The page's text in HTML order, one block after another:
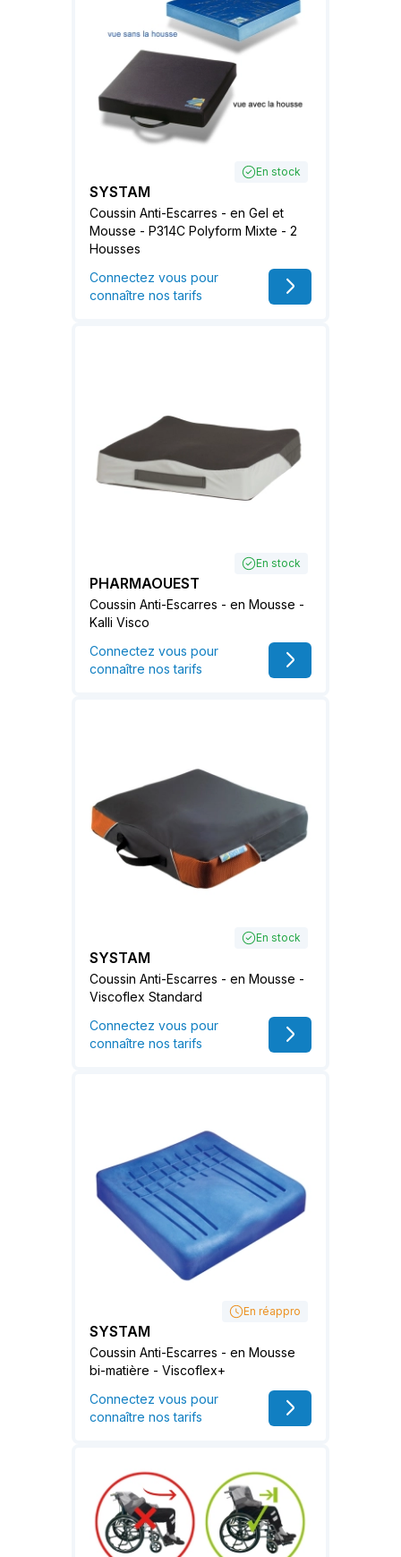
En stock
SYSTAM
Coussin Anti-Escarres - en Gel et
Mousse - P314C Polyform Mixte - 2
Housses
Connectez vous pour
connaître nos tarifs
En stock
PHARMAOUEST
Coussin Anti-Escarres - en Mousse -
Kalli Visco
Connectez vous pour
connaître nos tarifs
En stock
SYSTAM
Coussin Anti-Escarres - en Mousse -
Viscoflex Standard
Connectez vous pour
connaître nos tarifs
En réappro
SYSTAM
Coussin Anti-Escarres - en Mousse
bi-matière - Viscoflex+
Connectez vous pour
connaître nos tarifs